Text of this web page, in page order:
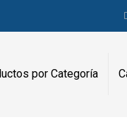
por Categoría